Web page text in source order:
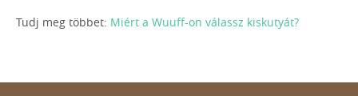
Tudj meg többet: Miért a Wuuff-on válassz kiskutyát?